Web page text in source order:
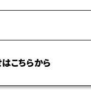
こちらから